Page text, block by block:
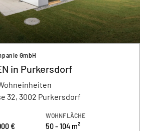
GmbH
in Purkersdorf
32, 3002 Purkersdorf
€
WOHNFLÄCHE
50 - 104 m²